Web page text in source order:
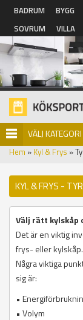
Hoppa till
BADRUM BYGG
SOVRUM
VILLA
VÄLJ KATEGORI
Hem » Kyl & Frys »
KYL & FRYS -
Välj rätt kylskåp
Det är en viktig
frys- eller kylskåp.
Några viktiga
sig är:
•
• Volym